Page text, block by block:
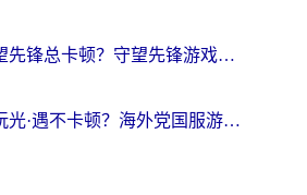
海外玩守望先锋总卡顿？守望先锋游戏加速器在哪里买&避坑指南（附欧洲非洲游戏实测）
台湾怎么玩光·遇不卡顿？海外党国服游戏加速终极攻略（附实测体验）